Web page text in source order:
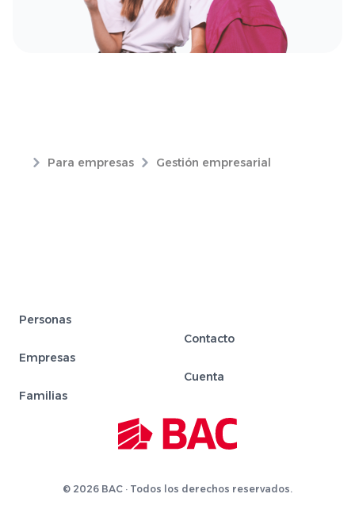
Para empresas Gestión empresarial
Personas
Empresas
Familias
Contacto
Cuenta
© 2026 BAC · Todos los derechos reservados.